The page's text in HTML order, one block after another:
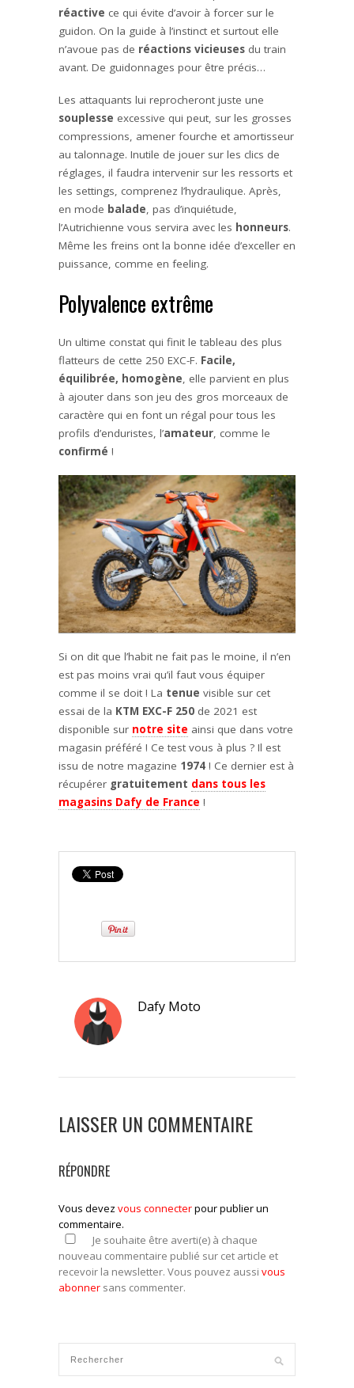
réactive ce qui évite d’avoir à forcer sur le
guidon. On la guide à l’instinct et surtout elle
n’avoue pas de réactions vicieuses du train
avant. De guidonnages pour être précis…
Les attaquants lui reprocheront juste une
souplesse excessive qui peut, sur les grosses
compressions, amener fourche et amortisseur
au talonnage. Inutile de jouer sur les clics de
réglages, il faudra intervenir sur les ressorts et
les settings, comprenez l’hydraulique. Après,
en mode balade, pas d’inquiétude,
l’Autrichienne vous servira avec les honneurs.
Même les freins ont la bonne idée d’exceller en
puissance, comme en feeling.
Polyvalence extrême
Un ultime constat qui finit le tableau des plus
flatteurs de cette 250 EXC-F. Facile,
équilibrée, homogène, elle parvient en plus
à ajouter dans son jeu des gros morceaux de
caractère qui en font un régal pour tous les
profils d’enduristes, l’amateur, comme le
confirmé !
Si on dit que l’habit ne fait pas le moine, il n’en
est pas moins vrai qu’il faut vous équiper
comme il se doit ! La tenue visible sur cet
essai de la KTM EXC-F 250 de 2021 est
disponible sur notre site ainsi que dans votre
magasin préféré ! Ce test vous à plus ? Il est
issu de notre magazine 1974 ! Ce dernier est à
récupérer gratuitement dans tous les
magasins Dafy de France !
Dafy Moto
LAISSER UN COMMENTAIRE
RÉPONDRE
Vous devez vous connecterpour publier un
commentaire.
Je souhaite être averti(e) à chaque
nouveau commentaire publié sur cet article et
recevoir la newsletter. Vous pouvez aussi vous
abonner sans commenter.